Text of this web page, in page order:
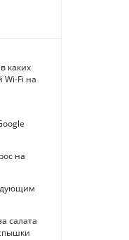
каких
Wi-Fi на
на
салата